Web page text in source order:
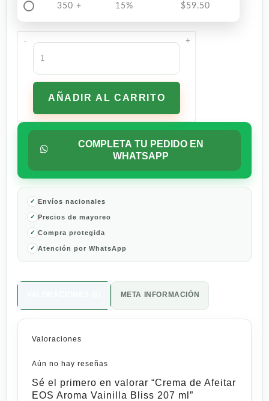
350 + 15% $59.50
-
Crema
de
Afeitar
EOS
Aroma
Vainilla
Bliss
ml
AÑADIR AL CARRITO
+
COMPLETA TU PEDIDO EN
WHATSAPP
Envíos nacionales
Precios de mayoreo
Compra protegida
Atención por WhatsApp
META INFORMACIÓN
Valoraciones
Aún no hay reseñas
Sé el primero en valorar “Crema de Afeitar
EOS Aroma Vainilla Bliss 207 ml”